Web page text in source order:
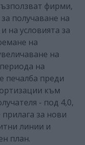
фирми,
получаване на
и на условията за
на
на
на
печалба преди
към
- под 4,0,
за нови
линии и
план.